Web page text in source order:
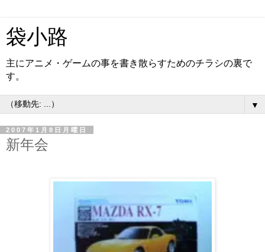
袋小路
主にアニメ・ゲームの事を書き散らすためのチラシの裏で
す。
▼
2007年1月8日月曜日
新年会